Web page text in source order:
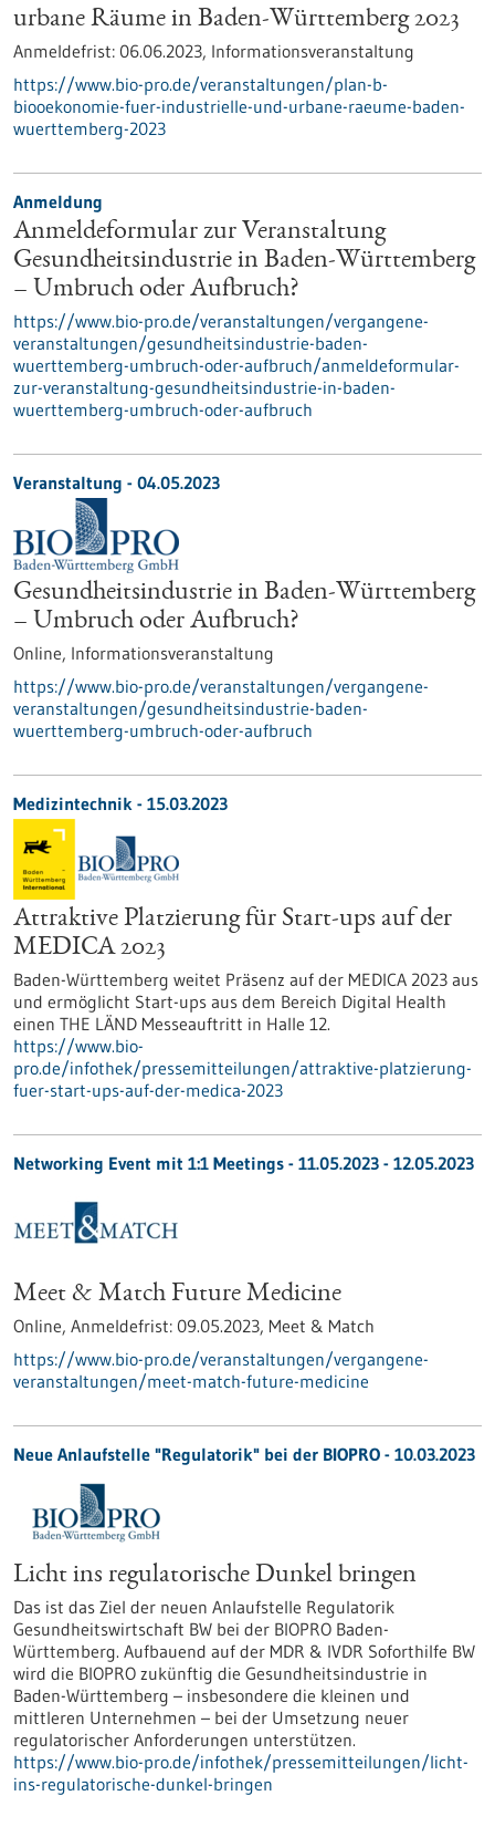
urbane Räume in Baden-Württemberg 2023
Anmeldefrist: 06.06.2023, Informationsveranstaltung
https://www.bio-pro.de/veranstaltungen/plan-b-
biooekonomie-fuer-industrielle-und-urbane-raeume-baden-
wuerttemberg-2023
Anmeldung
Anmeldeformular zur Veranstaltung
Gesundheitsindustrie in Baden-Württemberg
– Umbruch oder Aufbruch?
https://www.bio-pro.de/veranstaltungen/vergangene-
veranstaltungen/gesundheitsindustrie-baden-
wuerttemberg-umbruch-oder-aufbruch/anmeldeformular-
zur-veranstaltung-gesundheitsindustrie-in-baden-
wuerttemberg-umbruch-oder-aufbruch
Veranstaltung - 04.05.2023
Gesundheitsindustrie in Baden-Württemberg
– Umbruch oder Aufbruch?
Online, Informationsveranstaltung
https://www.bio-pro.de/veranstaltungen/vergangene-
veranstaltungen/gesundheitsindustrie-baden-
wuerttemberg-umbruch-oder-aufbruch
Medizintechnik - 15.03.2023
Attraktive Platzierung für Start-ups auf der
MEDICA 2023
Baden-Württemberg weitet Präsenz auf der MEDICA 2023 aus
und ermöglicht Start-ups aus dem Bereich Digital Health
einen THE LÄND Messeauftritt in Halle 12.
https://www.bio-
pro.de/infothek/pressemitteilungen/attraktive-platzierung-
fuer-start-ups-auf-der-medica-2023
Networking Event mit 1:1 Meetings - 11.05.2023 - 12.05.2023
Meet & Match Future Medicine
Online, Anmeldefrist: 09.05.2023, Meet & Match
https://www.bio-pro.de/veranstaltungen/vergangene-
veranstaltungen/meet-match-future-medicine
Neue Anlaufstelle "Regulatorik" bei der BIOPRO - 10.03.2023
Licht ins regulatorische Dunkel bringen
Das ist das Ziel der neuen Anlaufstelle Regulatorik
Gesundheitswirtschaft BW bei der BIOPRO Baden-
Württemberg. Aufbauend auf der MDR & IVDR Soforthilfe BW
wird die BIOPRO zukünftig die Gesundheitsindustrie in
Baden-Württemberg – insbesondere die kleinen und
mittleren Unternehmen – bei der Umsetzung neuer
regulatorischer Anforderungen unterstützen.
https://www.bio-pro.de/infothek/pressemitteilungen/licht-
ins-regulatorische-dunkel-bringen